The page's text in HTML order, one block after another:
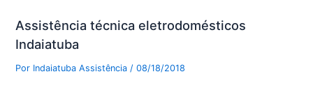
Assistência técnica eletrodomésticos
Indaiatuba
Por Indaiatuba Assistência/08/18/2018